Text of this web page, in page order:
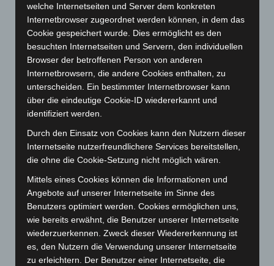
Dezember 2023(130)
November 2023(130)
Oktober 2023(114)
September 2023(133)
August 2023 (134)
Juli 2023(118)
Juni 2023(142)
Mai 2023(139)
April 2023
(155)
Februar 2023(154)
Januar 2023 (140)
Dezember 2022
(130)
November 2022(167)
welche Internetseiten und Server dem konkreten
Internetbrowser zugeordnet werden können, in dem das
Cookie gespeichert wurde. Dies ermöglicht es den
besuchten Internetseiten und Servern, den individuellen
Browser der betroffenen Person von anderen
Internetbrowsern, die andere Cookies enthalten, zu
unterscheiden. Ein bestimmter Internetbrowser kann
über die eindeutige Cookie-ID wiedererkannt und
identifiziert werden.
Durch den Einsatz von Cookies kann den Nutzern dieser
Internetseite nutzerfreundlichere Services bereitstellen,
die ohne die Cookie-Setzung nicht möglich wären.
Mittels eines Cookies können die Informationen und
Angebote auf unserer Internetseite im Sinne des
Benutzers optimiert werden. Cookies ermöglichen uns,
wie bereits erwähnt, die Benutzer unserer Internetseite
wiederzuerkennen. Zweck dieser Wiedererkennung ist
es, den Nutzern die Verwendung unserer Internetseite
zu erleichtern. Der Benutzer einer Internetseite, die